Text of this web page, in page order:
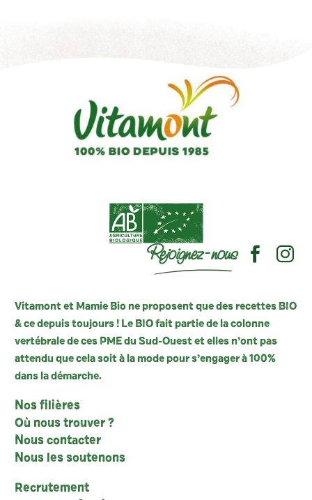
Rejoignez-nous
Vitamont et Mamie Bio ne proposent que des recettes BIO
& ce depuis toujours ! Le BIO fait partie de la colonne
vertébrale de ces PME du Sud-Ouest et elles n’ont pas
attendu que cela soit à la mode pour s’engager à 100%
dans la démarche.
Nos filières
Où nous trouver ?
Nous contacter
Nous les soutenons
Recrutement